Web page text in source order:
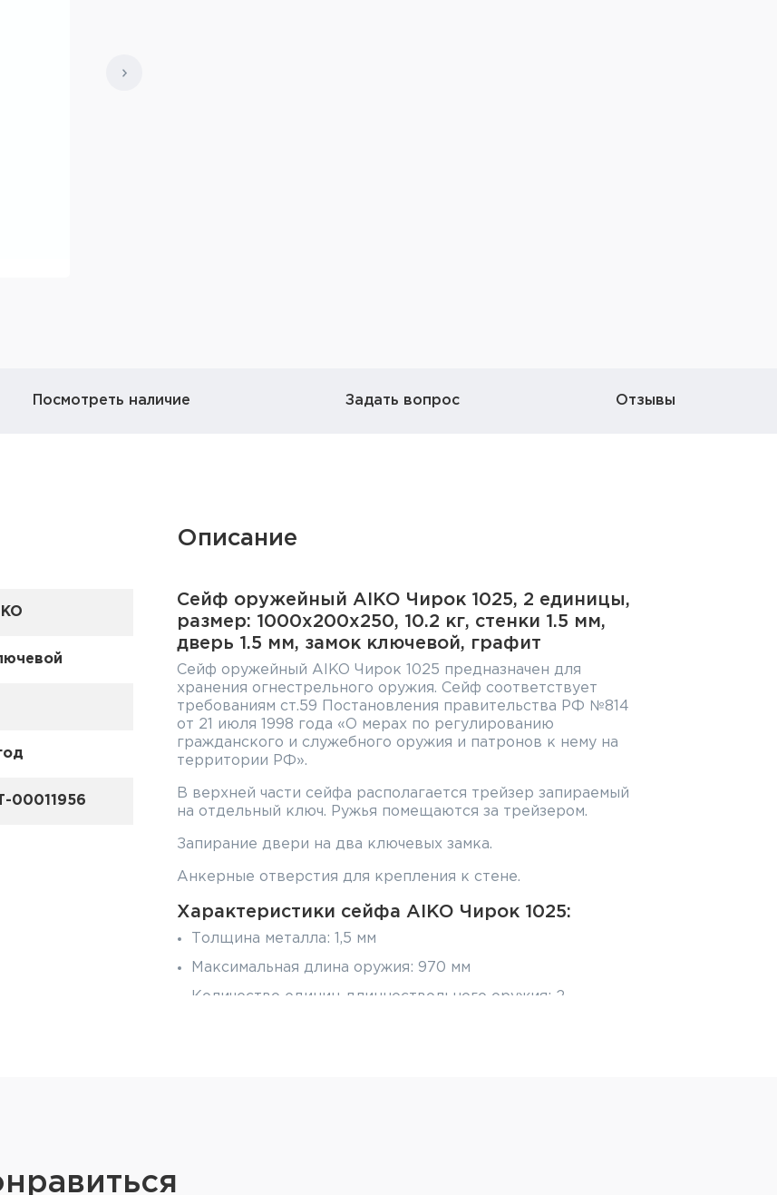
Посмотреть наличие Задать вопрос Отзывы
00011956
Описание
Сейф оружейный AIKO Чирок 1025, 2 единицы,
размер: 1000x200x250, 10.2 кг, стенки 1.5 мм,
дверь 1.5 мм, замок ключевой, графит
Сейф оружейный AIKO Чирок 1025 предназначен для
хранения огнестрельного оружия. Сейф соответствует
требованиям ст.59 Постановления правительства РФ №814
от 21 июля 1998 года «О мерах по регулированию
гражданского и служебного оружия и патронов к нему на
территории РФ».
В верхней части сейфа располагается трейзер запираемый
на отдельный ключ. Ружья помещаются за трейзером.
Запирание двери на два ключевых замка.
Анкерные отверстия для крепления к стене.
Характеристики сейфа AIKO Чирок 1025:
Толщина металла: 1,5 мм
Максимальная длина оружия: 970 мм
Количество единиц длинноствольного оружия: 2